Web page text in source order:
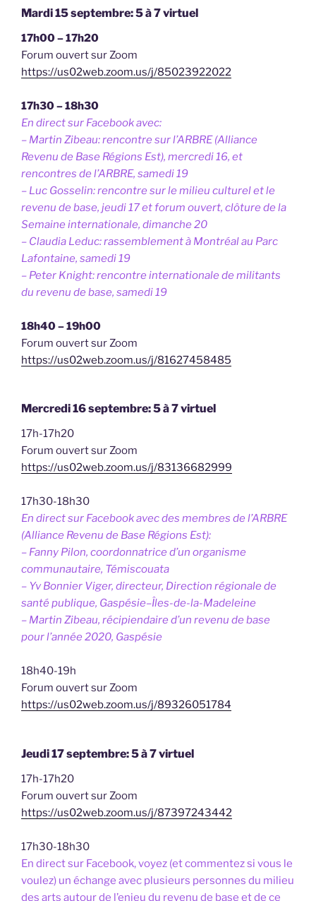
Mardi 15 septembre: 5 à 7 virtuel
17h00 – 17h20
Forum ouvert sur Zoom
https://us02web.zoom.us/j/85023922022
17h30 – 18h30
En direct sur Facebook avec:
– Martin Zibeau: rencontre sur l’ARBRE (Alliance
Revenu de Base Régions Est), mercredi 16, et
rencontres de l’ARBRE, samedi 19
– Luc Gosselin: rencontre sur le milieu culturel et le
revenu de base, jeudi 17 et forum ouvert, clôture de la
Semaine internationale, dimanche 20
– Claudia Leduc: rassemblement à Montréal au Parc
Lafontaine, samedi 19
– Peter Knight: rencontre internationale de militants
du revenu de base, samedi 19
18h40 – 19h00
Forum ouvert sur Zoom
https://us02web.zoom.us/j/81627458485
Mercredi 16 septembre: 5 à 7 virtuel
17h-17h20
Forum ouvert sur Zoom
https://us02web.zoom.us/j/83136682999
17h30-18h30
En direct sur Facebook avec des membres de l’ARBRE
(Alliance Revenu de Base Régions Est):
– Fanny Pilon, coordonnatrice d’un organisme
communautaire, Témiscouata
– Yv Bonnier Viger, directeur, Direction régionale de
santé publique, Gaspésie–Îles-de-la-Madeleine
– Martin Zibeau, récipiendaire d’un revenu de base
pour l’année 2020, Gaspésie
18h40-19h
Forum ouvert sur Zoom
https://us02web.zoom.us/j/89326051784
Jeudi 17 septembre: 5 à 7 virtuel
17h-17h20
Forum ouvert sur Zoom
https://us02web.zoom.us/j/87397243442
17h30-18h30
En direct sur Facebook, voyez (et commentez si vous le
voulez) un échange avec plusieurs personnes du milieu
des arts autour de l’enjeu du revenu de base et de ce